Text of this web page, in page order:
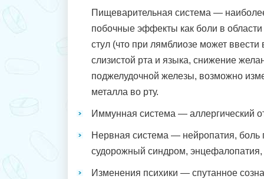
Пищеварительная система —
побочные эффекты как боли в
стул (что при лямблиозе может
слизистой рта и языка, снижение
поджелудочной железы, возможно
металла во рту.
Иммунная система — аллергический
Нервная система — нейропатия, боль
судорожный синдром,
Изменения психики — спутанное